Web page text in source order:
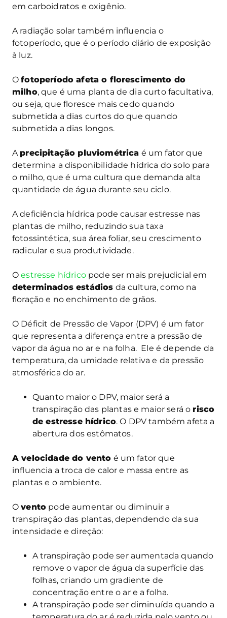
em carboidratos e oxigênio.
A radiação solar também influencia o
fotoperíodo, que é o período diário de exposição
à luz.
Ofotoperíodo afeta o florescimento do
milho, que é uma planta de dia curto facultativa,
ou seja, que floresce mais cedo quando
submetida a dias curtos do que quando
submetida a dias longos.
A precipitação pluviométrica é um fator que
determina a disponibilidade hídrica do solo para
o milho, que é uma cultura que demanda alta
quantidade de água durante seu ciclo.
A deficiência hídrica pode causar estresse nas
plantas de milho, reduzindo sua taxa
fotossintética, sua área foliar, seu crescimento
radicular e sua produtividade.
Oestresse hídricopode ser mais prejudicial em
determinados estádios da cultura, como na
floração e no enchimento de grãos.
O Déficit de Pressão de Vapor (DPV) é um fator
que representa a diferença entre a pressão de
vapor da água no ar e na folha. Ele é depende da
temperatura, da umidade relativa e da pressão
atmosférica do ar.
Quanto maior o DPV, maior será a
transpiração das plantas e maior será o risco
de estresse hídrico. O DPV também afeta a
abertura dos estômatos.
A velocidade do vento é um fator que
influencia a troca de calor e massa entre as
plantas e o ambiente.
Ovento pode aumentar ou diminuir a
transpiração das plantas, dependendo da sua
intensidade e direção:
A transpiração pode ser aumentada quando
remove o vapor de água da superfície das
folhas, criando um gradiente de
concentração entre o ar e a folha.
A transpiração pode ser diminuída quando a